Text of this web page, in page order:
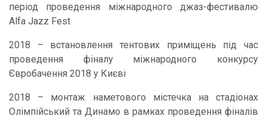
період проведення міжнародного джаз-фестивалю
Alfa Jazz Fest
2018 – встановлення тентових приміщень під час
проведення фіналу міжнародного конкурсу
Євробачення 2018 у Києві
2018 – монтаж наметового містечка на стадіонах
Олімпійський та Динамо в рамках проведення фіналів